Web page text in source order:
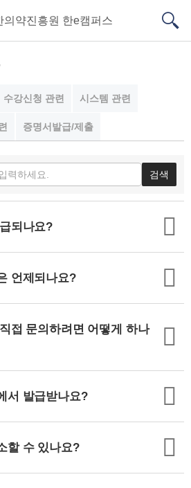
수강신청 관련 시스템 관련
증명서발급/제출
검색
되나요?
언제되나요?
접 문의하려면 어떻게 하나
서 발급받나요?
할 수 있나요?